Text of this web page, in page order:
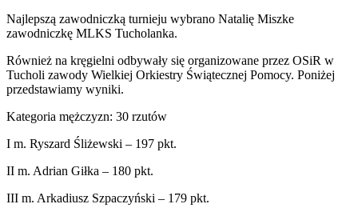
Najlepszą zawodniczką turnieju wybrano Natalię Miszke
zawodniczkę MLKS Tucholanka.
Również na kręgielni odbywały się organizowane przez OSiR w
Tucholi zawody Wielkiej Orkiestry Świątecznej Pomocy. Poniżej
przedstawiamy wyniki.
Kategoria mężczyzn: 30 rzutów
I m. Ryszard Śliżewski – 197 pkt.
II m. Adrian Giłka – 180 pkt.
III m. Arkadiusz Szpaczyński – 179 pkt.